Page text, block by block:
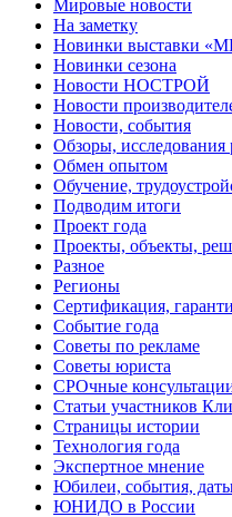
Мировые новости
На заметку
Новинки выставки
Новинки сезона
Новости НОСТРОЙ
Новости
Новости, события
Обзоры, исследования
Обмен опытом
Обучение,
Подводим итоги
Проект года
Проекты, объекты,
Разное
Регионы
Сертификация,
Событие года
Советы по рекламе
Советы юриста
СРОчные
Статьи участников
Страницы истории
Технология года
Экспертное мнение
Юбилеи, события,
ЮНИДО в России